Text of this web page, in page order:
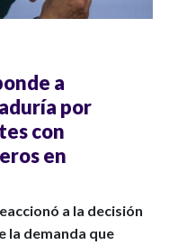
a
por
con
en
a la decisión
la demanda que